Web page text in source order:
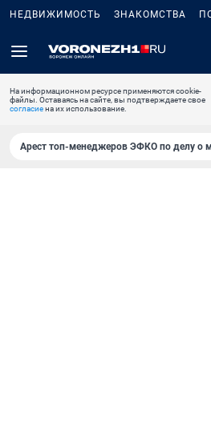
НЕДВИЖИМОСТЬ ЗНАКОМСТВА
На информационном ресурсе применяются cookie-
файлы. Оставаясь на сайте, вы подтверждаете свое
согласиена их использование.
Арест топ-менеджеров ЭФКО по делу о